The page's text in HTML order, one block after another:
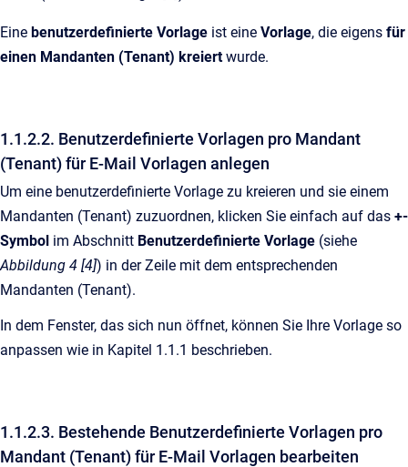
Eine benutzerdefinierte Vorlage ist eine Vorlage, die eigens für
einen Mandanten (Tenant) kreiertwurde.
1.1.2.2. Benutzerdefinierte Vorlagen pro Mandant
(Tenant) für E-Mail Vorlagen anlegen
Um eine benutzerdefinierte Vorlage zu kreieren und sie einem
Mandanten (Tenant) zuzuordnen, klicken Sie einfach auf das +-
Symbol im Abschnitt Benutzerdefinierte Vorlage (siehe
Abbildung 4 [4]) in der Zeile mit dem entsprechenden
Mandanten (Tenant).
In dem Fenster, das sich nun öffnet, können Sie Ihre Vorlage so
anpassen wie in Kapitel 1.1.1 beschrieben.
1.1.2.3. Bestehende Benutzerdefinierte Vorlagen pro
Mandant (Tenant) für E-Mail Vorlagen bearbeiten